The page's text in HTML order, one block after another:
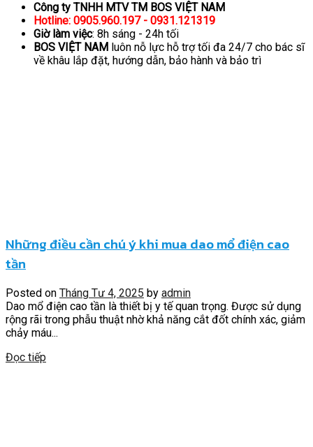
Công ty TNHH MTV TM BOS VIỆT NAM
Hotline: 0905.960.197 - 0931.121319
Giờ làm việc: 8h sáng - 24h tối
BOS VIỆT NAM luôn nỗ lực hỗ trợ tối đa 24/7 cho bác sĩ
về khâu lắp đặt, hướng dẫn, bảo hành và bảo trì
Những điều cần chú ý khi mua dao mổ điện cao
tần
Posted on Tháng Tư 4, 2025 by admin
Dao mổ điện cao tần là thiết bị y tế quan trọng. Được sử dụng
rộng rãi trong phẫu thuật nhờ khả năng cắt đốt chính xác, giảm
chảy máu...
Đọc tiếp